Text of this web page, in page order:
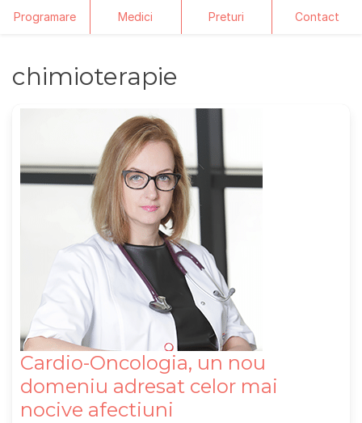
Programare Medici Preturi Contact
chimioterapie
Cardio-Oncologia, un nou
domeniu adresat celor mai
nocive afectiuni